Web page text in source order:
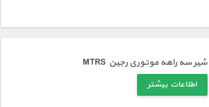
شیر سه راهه موتوری رجین MTRS
اطلاعات بیشتر